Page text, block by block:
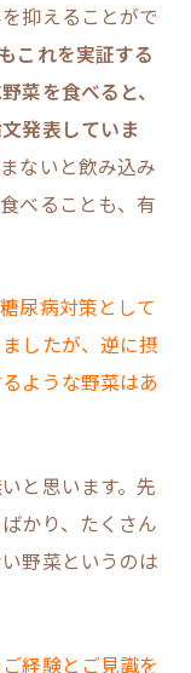
抑えることがで
これを実証する
菜を食べると、
発表していま
ないと飲み込み
べることも、有
尿病対策として
したが、逆に摂
ような野菜はあ
と思います。先
かり、たくさん
野菜というのは
経験とご見識を